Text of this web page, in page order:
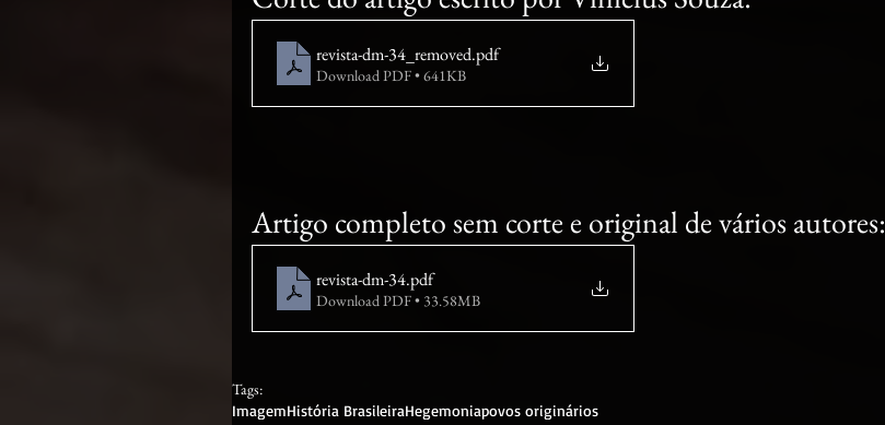
revista-dm-34_removed.pdf
Download PDF • 641KB
Artigo completo sem corte e original de vários autores:
revista-dm-34.pdf
Download PDF • 33.58MB
Tags:
ImagemHistória BrasileiraHegemoniapovos originários